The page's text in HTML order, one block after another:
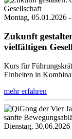
Montag, 05.01.2026
Zukunft
vielfältigen
Kurs für
Einheiten in
mehr erfahren
Dienstag,